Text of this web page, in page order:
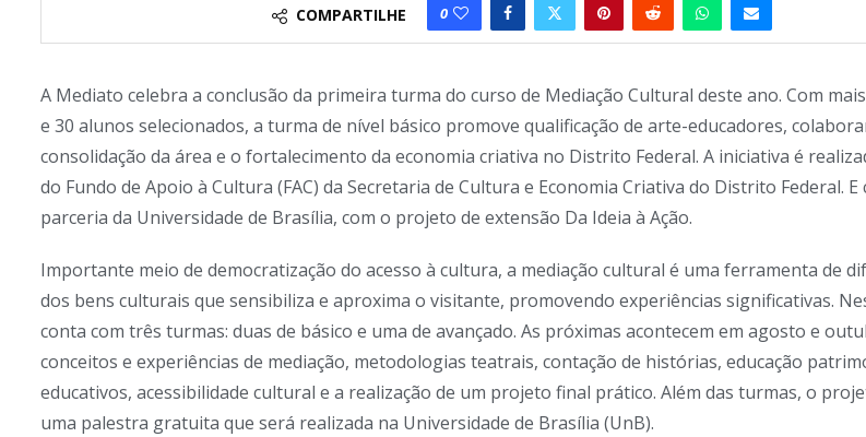
COMPARTILHE 0
A Mediato celebra a conclusão da primeira turma do curso de Mediação Cultural deste ano. Com
e 30 alunos selecionados, a turma de nível básico promove qualificação de arte-educadores,
consolidação da área e o fortalecimento da economia criativa no Distrito Federal. A iniciativa é
do Fundo de Apoio à Cultura (FAC) da Secretaria de Cultura e Economia Criativa do Distrito Federal. E
parceria da Universidade de Brasília, com o projeto de extensão Da Ideia à Ação.
Importante meio de democratização do acesso à cultura, a mediação cultural é uma ferramenta de
dos bens culturais que sensibiliza e aproxima o visitante, promovendo experiências significativas.
conta com três turmas: duas de básico e uma de avançado. As próximas acontecem em agosto e
conceitos e experiências de mediação, metodologias teatrais, contação de histórias, educação
educativos, acessibilidade cultural e a realização de um projeto final prático. Além das turmas, o
uma palestra gratuita que será realizada na Universidade de Brasília (UnB).